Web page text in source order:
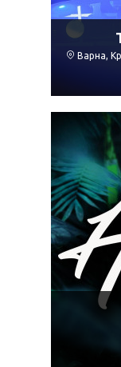
Варна,